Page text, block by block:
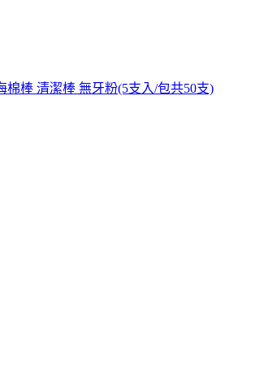
棉棒 清潔棒 無牙粉(5支入/包共50支)